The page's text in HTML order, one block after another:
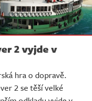
2 vyjde v
hra o dopravě.
2 se těší velké